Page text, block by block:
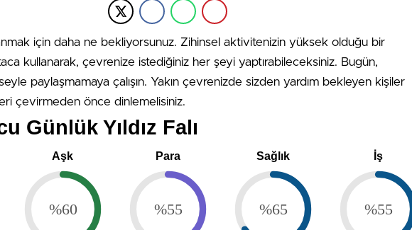
için daha ne bekliyorsunuz. Zihinsel aktivitenizin yüksek olduğu bir
kullanarak, çevrenize istediğiniz her şeyi yaptırabileceksiniz. Bugün,
paylaşmamaya çalışın. Yakın çevrenizde sizden yardım bekleyen kişiler
çevirmeden önce dinlemelisiniz.
Günlük Yıldız Falı
Aşk
%60
Para
%55
Sağlık
%65
İş
%55